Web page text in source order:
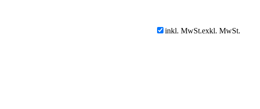
inkl. MwSt.exkl. MwSt.